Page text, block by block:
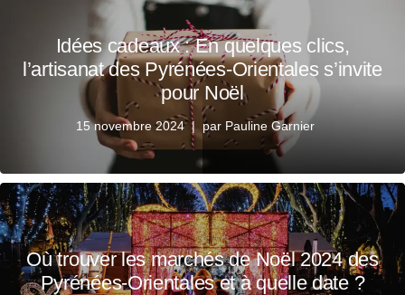
Idées cadeaux : En quelques clics,
l’artisanat des Pyrénées-Orientales s’invite
pour Noël
15 novembre 2024 par Pauline Garnier
Où trouver les marchés de Noël 2024 des
Pyrénées-Orientales et à quelle date ?